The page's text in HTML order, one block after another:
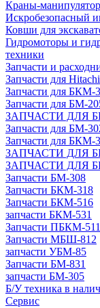
Краны-
Искробезопасный
Ковши для
Гидромоторы и
техники
Запчасти и
Запчасти для Hitachi
Запчасти для БКМ-
Запчасти для БМ-
ЗАПЧАСТИ ДЛЯ
Запчасти для БМ-
Запчасти для БКМ-
ЗАПЧАСТИ ДЛЯ
ЗАПЧАСТИ ДЛЯ
Запчасти БМ-308
Запчасти БКМ-318
Запчасти БКМ-516
запчасти БКМ-531
Запчасти ПБКМ-511
Запчасти МБШ-812
запчасти УБМ-85
Запчасти БМ-831
запчасти БМ-305
Б/У техника в
Сервис